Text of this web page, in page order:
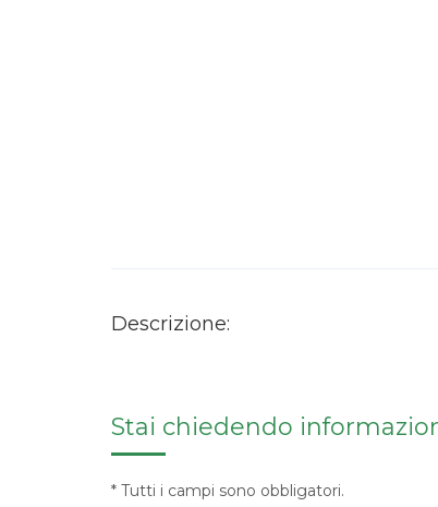
Descrizione:
Stai chiedendo
* Tutti i campi sono obbligatori.